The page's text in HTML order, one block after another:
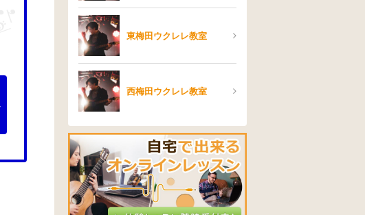
東梅田ウクレレ教室
西梅田ウクレレ教室